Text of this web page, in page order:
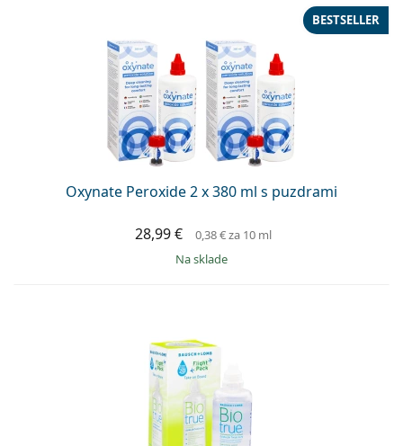
Oxynate Peroxide 2 x 380 ml s puzdrami
BESTSELLER
28,99 € 0,38 €za 10 ml
na sklade